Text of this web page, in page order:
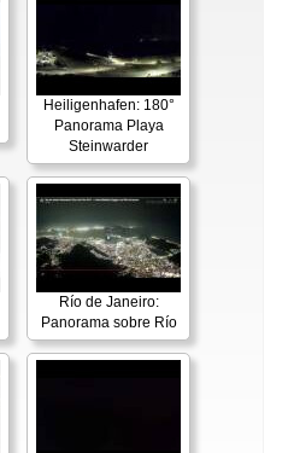
Heiligenhafen: 180°
Panorama Playa
Steinwarder
Río de Janeiro:
Panorama sobre Río